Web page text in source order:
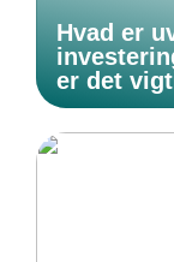
Hvad er
er det